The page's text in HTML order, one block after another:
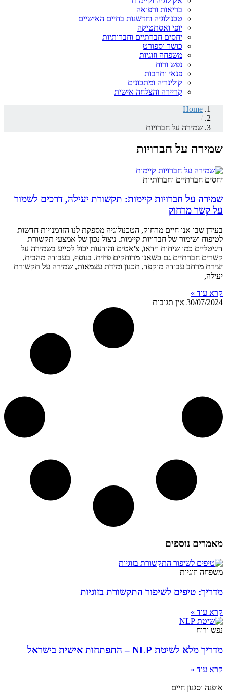
בריאות ורפואה
טכנולוגיה וחדשנות בחיים האישיים
יופי ואסתטיקה
יחסים חברתיים וחברותיות
כושר וספורט
משפחה וזוגיות
נפש ורוח
פנאי ותרבות
קולינריה ומתכונים
קריירה והצלחה אישית
Home
/
שמירה על חברויות
שמירה על חברויות
יחסים חברתיים וחברותיות
שמירה על חברויות קיימות: תקשורת יעילה, דרכים לשמור
על קשר מרחוק
בעידן שבו אנו חיים מרחוק, הטכנולוגיה מספקת לנו הזדמנויות חדשות
לטיפוח ושימור של חברויות קיימות. ניצול נכון של אמצעי תקשורת
דיגיטליים כמו שיחות וידאו, צ'אטים והודעות יכול לסייע בשמירה על
קשרים חברתיים גם כשאנו מרוחקים פיזית. בנוסף, בעבודה מהבית,
יצירת מרחב עבודה מוקפד, תכנון ומידת עצמאות, שמירה על תקשורת
יעילה,
קרא עוד »
30/07/2024 אין תגובות
מאמרים נוספים
משפחה וזוגיות
מדריך: טיפים לשיפור התקשורת בזוגיות
קרא עוד »
נפש ורוח
מדריך מלא לשיטת NLP – התפתחות אישית בישראל
קרא עוד »
אופנה וסגנון חיים